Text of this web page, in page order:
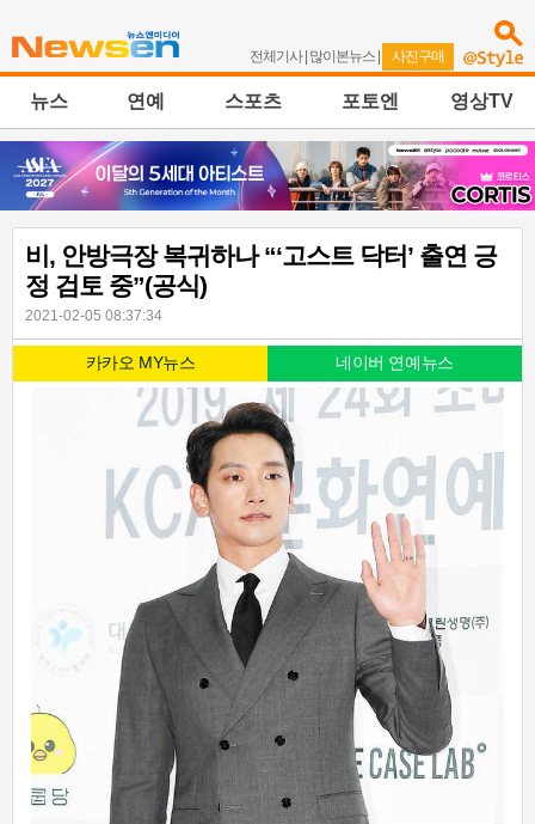
전체기사| 많이본뉴스 | 사진구매
뉴스 연예 스포츠 포토엔 영상TV
비, 안방극장 복귀하나 “‘고스트 닥터’ 출연 긍
정 검토 중”(공식)
2021-02-05 08:37:34
카카오 MY뉴스 네이버 연예뉴스